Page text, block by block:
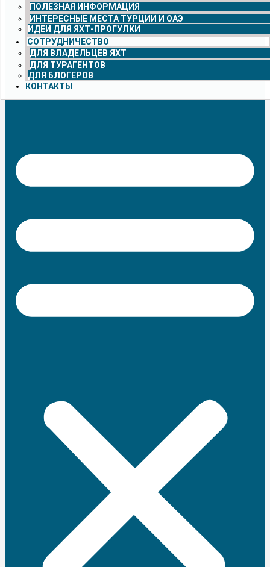
ПОЛЕЗНАЯ ИНФОРМАЦИЯ
ИНТЕРЕСНЫЕ МЕСТА ТУРЦИИ И ОАЭ
ИДЕИ ДЛЯ ЯХТ-ПРОГУЛКИ
СОТРУДНИЧЕСТВО
ДЛЯ ВЛАДЕЛЬЦЕВ ЯХТ
ДЛЯ ТУРАГЕНТОВ
ДЛЯ БЛОГЕРОВ
КОНТАКТЫ